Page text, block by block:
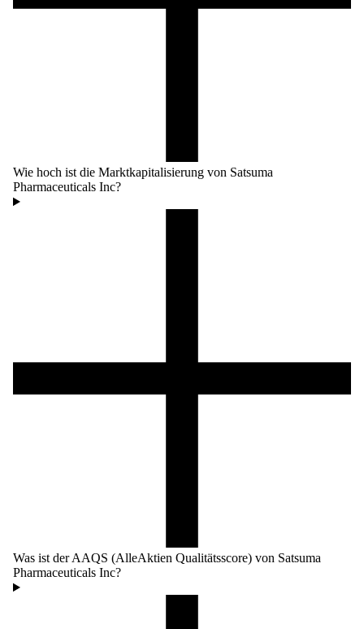
Wie hoch ist die Marktkapitalisierung von Satsuma
Pharmaceuticals Inc?
Was ist der AAQS (AlleAktien Qualitätsscore) von Satsuma
Pharmaceuticals Inc?